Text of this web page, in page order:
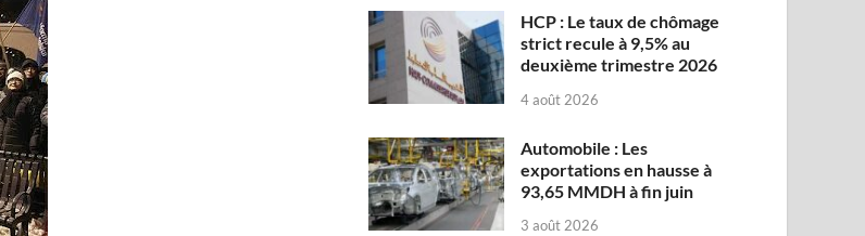
HCP : Le taux de chômage
strict recule à 9,5% au
deuxième trimestre 2026
4 août 2026
Automobile : Les
exportations en hausse à
93,65 MMDH à fin juin
3 août 2026